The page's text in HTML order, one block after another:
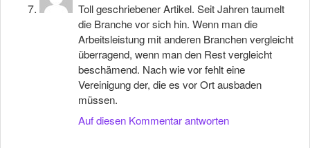
Toll geschriebener Artikel. Seit Jahren taumelt
die Branche vor sich hin. Wenn man die
Arbeitsleistung mit anderen Branchen vergleicht
überragend, wenn man den Rest vergleicht
beschämend. Nach wie vor fehlt eine
Vereinigung der, die es vor Ort ausbaden
müssen.
Auf diesen Kommentar antworten